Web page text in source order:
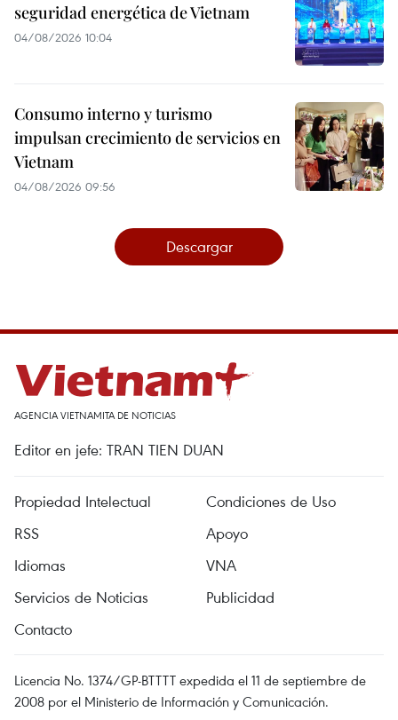
seguridad energética de Vietnam
04/08/2026 10:04
Consumo interno y turismo
impulsan crecimiento de servicios en
Vietnam
04/08/2026 09:56
Descargar
AGENCIA VIETNAMITA DE NOTICIAS
Editor en jefe: TRAN TIEN DUAN
Propiedad Intelectual
Condiciones de Uso
RSS
Apoyo
Idiomas
VNA
Servicios de Noticias
Publicidad
Contacto
Licencia No. 1374/GP-BTTTT expedida el 11 de septiembre de
2008 por el Ministerio de Información y Comunicación.